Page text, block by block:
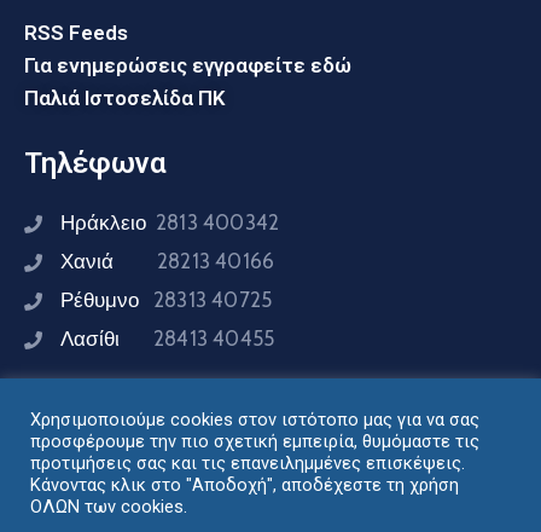
RSS Feeds
Για ενημερώσεις εγγραφείτε εδώ
Παλιά Ιστοσελίδα ΠΚ
Τηλέφωνα
Ηράκλειο 2813 400342
Χανιά 28213 40166
Ρέθυμνο 28313 40725
Λασίθι 28413 40455
Συνδεθείτε μαζί μας
Χρησιμοποιούμε cookies στον ιστότοπο μας για να σας
προσφέρουμε την πιο σχετική εμπειρία, θυμόμαστε τις
προτιμήσεις σας και τις επανειλημμένες επισκέψεις.
Κάνοντας κλικ στο "Αποδοχή", αποδέχεστε τη χρήση
ΟΛΩΝ των cookies.